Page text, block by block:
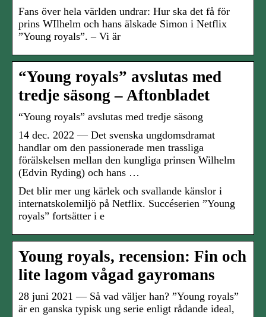
Fans över hela världen undrar: Hur ska det få för
prins WIlhelm och hans älskade Simon i Netflix
”Young royals”. – Vi är
“Young royals” avslutas med
tredje säsong – Aftonbladet
“Young royals” avslutas med tredje säsong
14 dec. 2022 — Det svenska ungdomsdramat
handlar om den passionerade men trassliga
förälskelsen mellan den kungliga prinsen Wilhelm
(Edvin Ryding) och hans …
Det blir mer ung kärlek och svallande känslor i
internatskolemiljö på Netflix. Succéserien ”Young
royals” fortsätter i e
Young royals, recension: Fin och
lite lagom vågad gayromans
28 juni 2021 — Så vad väljer han? ”Young royals”
är en ganska typisk ung serie enligt rådande ideal,